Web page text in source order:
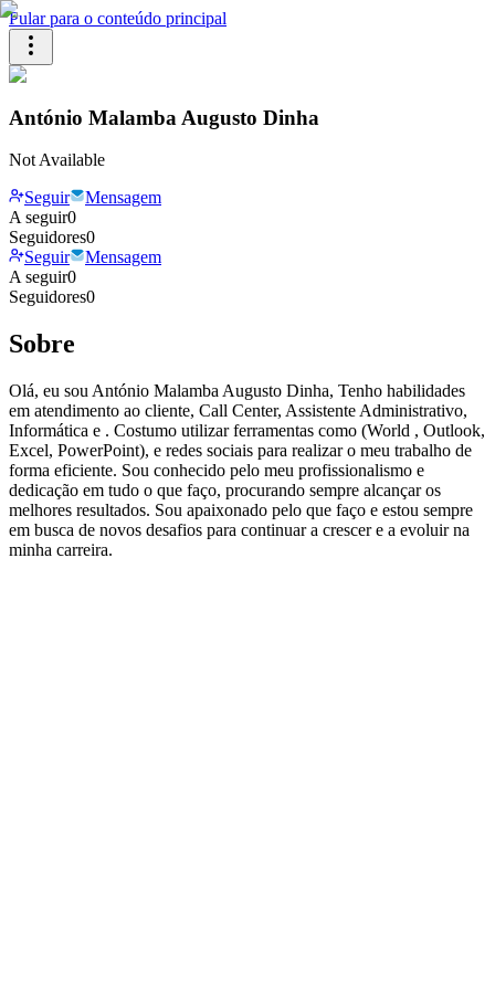
Pular para o conteúdo principal
António Malamba Augusto Dinha
Not Available
Seguir
Mensagem
A seguir0
Seguidores0
Seguir
Mensagem
A seguir0
Seguidores0
Sobre
Olá, eu sou António Malamba Augusto Dinha, Tenho habilidades
em atendimento ao cliente, Call Center, Assistente Administrativo,
Informática e . Costumo utilizar ferramentas como (World , Outlook,
Excel, PowerPoint), e redes sociais para realizar o meu trabalho de
forma eficiente. Sou conhecido pelo meu profissionalismo e
dedicação em tudo o que faço, procurando sempre alcançar os
melhores resultados. Sou apaixonado pelo que faço e estou sempre
em busca de novos desafios para continuar a crescer e a evoluir na
minha carreira.